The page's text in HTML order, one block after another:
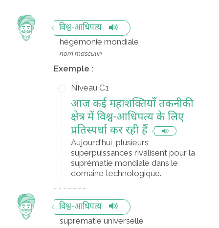
विश्व-आधिपत्य
hégémonie mondiale
nom masculin
Exemple :
Niveau C1
आज कई महाशक्तियाँ तकनीकी
क्षेत्र में विश्व-आधिपत्य के लिए
प्रतिस्पर्धा कर रही हैं
Aujourd'hui, plusieurs
superpuissances rivalisent pour la
suprématie mondiale dans le
domaine technologique.
विश्व-आधिपत्य
suprématie universelle